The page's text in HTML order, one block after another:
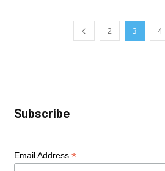
2 3 4
Subscribe
Email Address *